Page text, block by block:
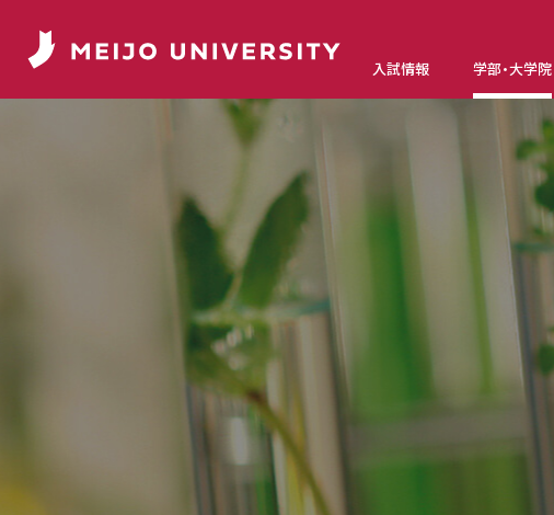
入試情報 学部・大学院